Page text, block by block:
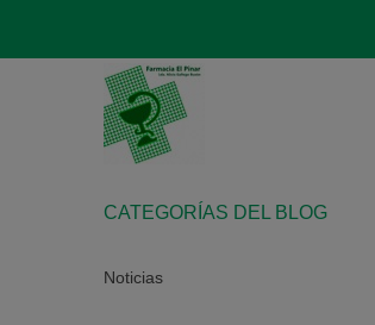
CATEGORÍAS DEL BLOG
Noticias